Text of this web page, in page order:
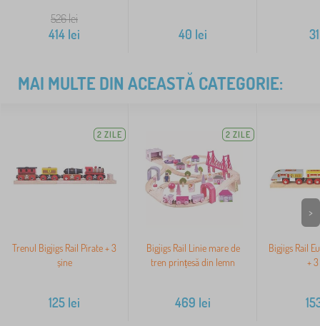
526lei
414 lei 40 lei 31
MAI MULTE DIN ACEASTĂ CATEGORIE:
2 ZILE
Trenul Bigjigs Rail Pirate + 3
șine
125 lei
2 ZILE
Bigjigs Rail Linie mare de
tren prințesă din lemn
469 lei
Bigjigs Rail
+
>